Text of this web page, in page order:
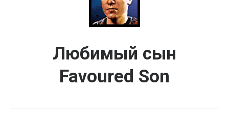
Любимый сын
Favoured Son